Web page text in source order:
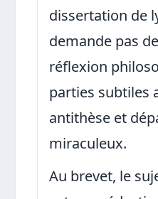
dissertation de
demande pas
réflexion
parties subtiles
antithèse et
miraculeux.
Au brevet, le